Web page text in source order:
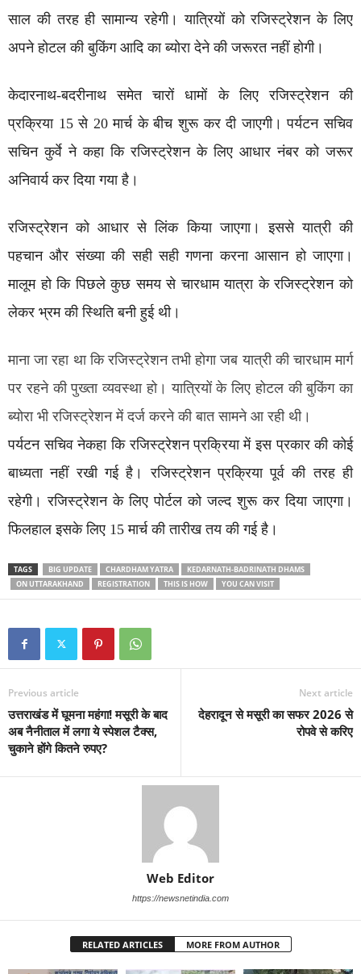
साल की तरह ही सामान्य रहेगी। यात्रियों को रजिस्ट्रेशन के लिए
अपने होटल की बुकिंग आदि का ब्योरा देने की जरूरत नहीं होगी।
केदारनाथ-बदरीनाथ समेत चारों धामों के लिए रजिस्ट्रेशन की
प्रक्रिया 15 से 20 मार्च के बीच शुरू कर दी जाएगी। पर्यटन सचिव
सचिन कुर्वे ने कहा कि रजिस्ट्रेशन के लिए आधार नंबर को जरूर
अनिवार्य कर दिया गया है।
रजिस्ट्रेशन को आधार से लिंक किया जाएगा। इससे यात्री की
पहचान और संख्या की सही सही गणना करना आसान हो जाएगा।
मालूम हो कि पिछले कुछ समय से चारधाम यात्रा के रजिस्ट्रेशन को
लेकर भ्रम की स्थिति बनी हुई थी।
माना जा रहा था कि रजिस्ट्रेशन तभी होगा जब यात्री की चारधाम मार्ग
पर रहने की पुख्ता व्यवस्था हो। यात्रियों के लिए होटल की बुकिंग का
ब्योरा भी रजिस्ट्रेशन में दर्ज करने की बात सामने आ रही थी।
पर्यटन सचिव नेकहा कि रजिस्ट्रेशन प्रक्रिया में इस प्रकार की कोई
बाध्यता नहीं रखी गई है। रजिस्ट्रेशन प्रक्रिया पूर्व की तरह ही
रहेगी। रजिस्ट्रेशन के लिए पोर्टल को जल्द शुरू कर दिया जाएगा।
फिलहाल इसके लिए 15 मार्च की तारीख तय की गई है।
TAGS BIG UPDATE CHARDHAM YATRA
KEDARNATH-BADRINATH DHAMS
ON UTTARAKHAND
REGISTRATION THIS IS HOW YOU CAN VISIT
Previous article
उत्तराखंड में घूमना महंगा! मसूरी के बाद
अब नैनीताल में लगा ये स्पेशल टैक्स,
चुकाने होंगे कितने रुपए?
Next article
देहरादून से मसूरी का सफर 2026 से
रोपवे से करिए
Web Editor
https://newsnetindia.com
RELATED ARTICLES MORE FROM AUTHOR